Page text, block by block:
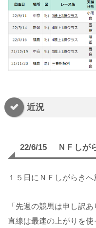
近況
22/6/15 ＮＦしが
１５日にＮＦしがらきへ
「先週の競馬は申し訳あ
直線は最速の上がりを使